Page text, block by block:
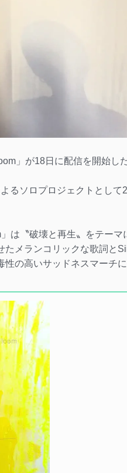
」が18日に配信を開始した
るソロプロジェクトとして
は〝破壊と再生〟をテーマ
たメランコリックな歌詞と
の高いサッドネスマーチに